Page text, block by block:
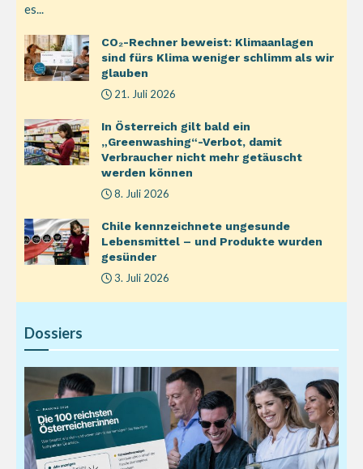
es...
CO₂-Rechner beweist: Klimaanlagen
sind fürs Klima weniger schlimm als wir
glauben
21. Juli 2026
In Österreich gilt bald ein
„Greenwashing“-Verbot, damit
Verbraucher nicht mehr getäuscht
werden können
8. Juli 2026
Chile kennzeichnete ungesunde
Lebensmittel – und Produkte wurden
gesünder
3. Juli 2026
Dossiers